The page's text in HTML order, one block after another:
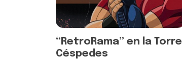
“RetroRama” en la Torre
Céspedes